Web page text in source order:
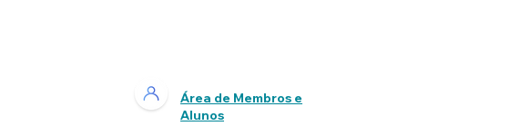
Área de Membros e
Alunos